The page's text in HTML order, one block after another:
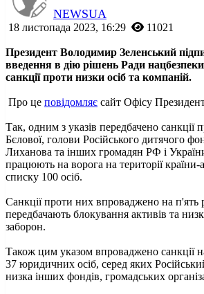
NEWSUA
18 листопада 2023, 16:29 11021
Президент Володимир Зеленський
введення в дію рішень Ради
санкції проти низки осіб та компаній.
Про це повідомляє сайт Офісу
Так, одним з указів передбачено санкції
Бєлової, голови Російського дитячого
Лиханова та інших громадян РФ і
працюють на ворога на території країни-
списку 100 осіб.
Санкції проти них впроваджено на п'ять
передбачають блокування активів та
заборон.
Також цим указом впроваджено санкції
37 юридичних осіб, серед яких
низка інших фондів, громадських